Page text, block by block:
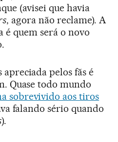
(avisei que havia
, agora não reclame). A
é quem será o novo
pelos fãs é
Quase todo mundo
sobrevivido aos tiros
falando sério quando
).